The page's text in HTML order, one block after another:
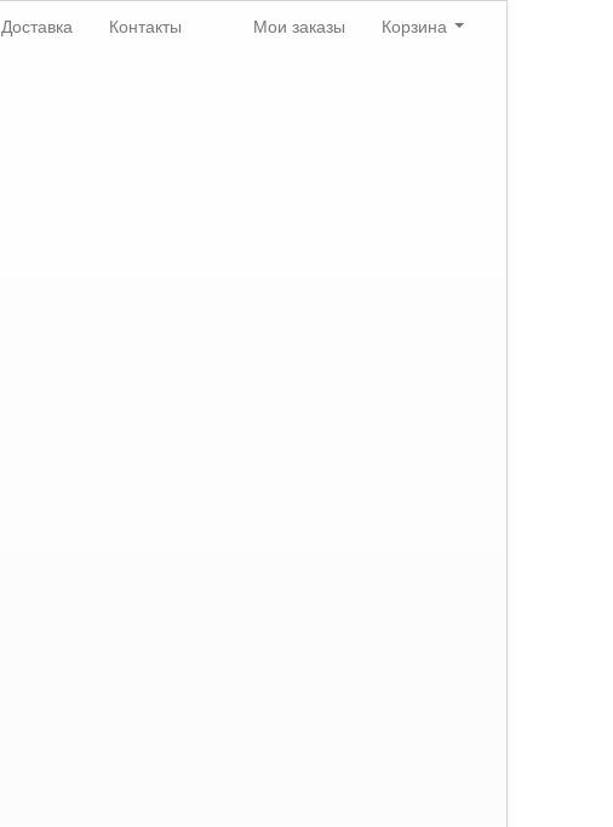
Мои заказы Корзина
Доставка Контакты